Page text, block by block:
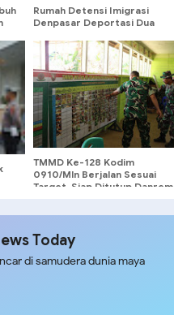
Rumah Detensi Imigrasi
Denpasar Deportasi Dua
Overstay
TMMD Ke-128 Kodim
0910/Mln Berjalan Sesuai
Target, Siap Ditutup Danrem
Today
di samudera dunia maya